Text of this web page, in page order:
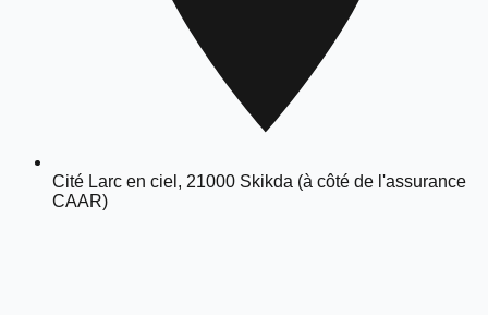
Cité Larc en ciel, 21000 Skikda (à côté de l'assurance
CAAR)